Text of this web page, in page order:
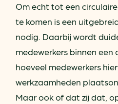
Om echt tot een
te komen is een
nodig. Daarbij wordt
medewerkers binnen een
hoeveel medewerkers
werkzaamheden
Maar ook of dat zij dat,